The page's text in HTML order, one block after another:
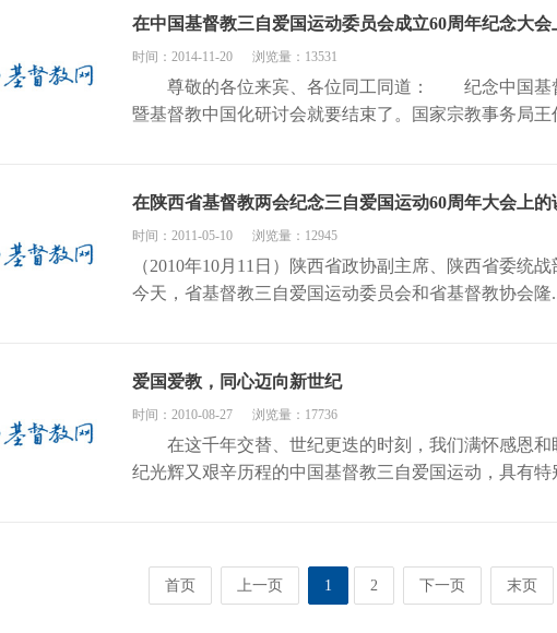
在中国基督教三自爱国运动委员会成立60周年纪念大会
时间：2014-11-20 浏览量：13531
尊敬的各位来宾、各位同工同道： 纪念中国基督
暨基督教中国化研讨会就要结束了。国家宗教事务局王
在陕西省基督教两会纪念三自爱国运动60周年大会上的
时间：2011-05-10 浏览量：12945
（2010年10月11日）陕西省政协副主席、陕西省委
今天，省基督教三自爱国运动委员会和省基督教协会隆
爱国爱教，同心迈向新世纪
时间：2010-08-27 浏览量：17736
在这千年交替、世纪更迭的时刻，我们满怀感恩和
纪光辉又艰辛历程的中国基督教三自爱国运动，具有特
首页 上一页 1 2 下一页 末页